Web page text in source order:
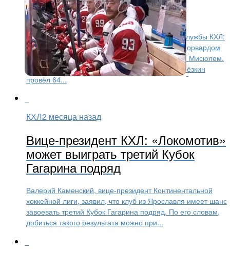
Мисюлем
Официальное заявление поступило от пресс-службы КХЛ:
Локомотив подписал двухлетние контракты с форвардом
Максимом Берёзкиным и защитником Данилом Мисюлем.
В минувшем регулярном сезоне 24-летний Берёзкин
провёл 64...
КХЛ2 месяца назад
Вице-президент КХЛ: «Локомотив»
может выиграть третий Кубок
Гагарина подряд
Валерий Каменский, вице‑президент Континентальной
хоккейной лиги, заявил, что клуб из Ярославля имеет шанс
завоевать третий Кубок Гагарина подряд. По его словам,
добиться такого результата можно при...